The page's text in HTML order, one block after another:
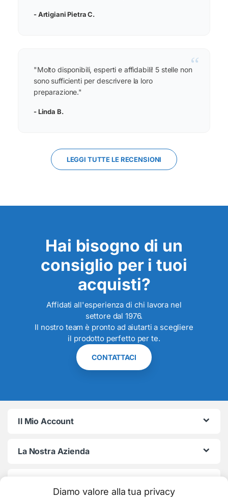
Diamo valore alla tua privacy
- Artigiani Pietra C.
“
"Molto disponibili, esperti e affidabili! 5 stelle non
sono sufficienti per descrivere la loro
preparazione."
- Linda B.
LEGGI TUTTE LE RECENSIONI
Hai bisogno di un
consiglio per i tuoi
acquisti?
Affidati all'esperienza di chi lavora nel
settore dal 1976.
Il nostro team è pronto ad aiutarti a scegliere
il prodotto perfetto per te.
CONTATTACI
Il Mio Account
La Nostra Azienda